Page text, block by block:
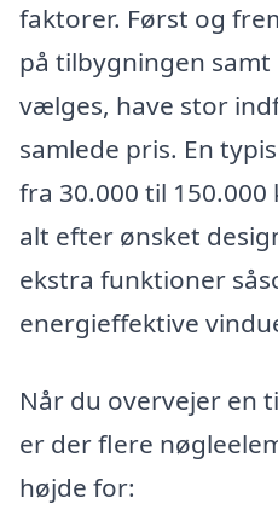
faktorer. Først og
på tilbygningen
vælges, have stor
samlede pris. En
fra 30.000 til
alt efter ønsket
ekstra funktioner
energieffektive
Når du overvejer en
er der flere
højde for: